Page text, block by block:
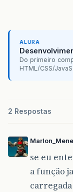
ALURA
Do primeiro
HTML/CSS/
2 Respostas
se eu
a função